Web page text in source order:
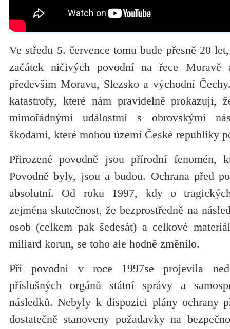
Ve středu 5. července tomu bude přesně 20
začátek ničivých povodní na řece Moravě
především Moravu, Slezsko a východní
katastrofy, které nám pravidelně prokazují,
mimořádnými událostmi s obrovskými
škodami, které mohou území České republiky
Přirozené povodně jsou přírodní fenomén,
Povodně byly, jsou a budou. Ochrana před
absolutní. Od roku 1997, kdy o
zejména skutečnost, že bezprostředně na
osob (celkem pak šedesát) a celkové
miliard korun, se toho ale hodně změnilo.
Při povodni v roce 1997se projevila
příslušných orgánů státní správy a
následků. Nebyly k dispozici plány ochrany
dostatečně stanoveny požadavky na